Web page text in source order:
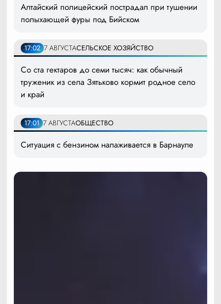
Алтайский полицейский пострадал при тушении
полыхающей фуры под Бийском
17:02 7 АВГУСТАСЕЛЬСКОЕ ХОЗЯЙСТВО
Со ста гектаров до семи тысяч: как обычный
труженик из села Зятьково кормит родное село
и край
17:01 7 АВГУСТАОБЩЕСТВО
Ситуация с бензином налаживается в Барнауле